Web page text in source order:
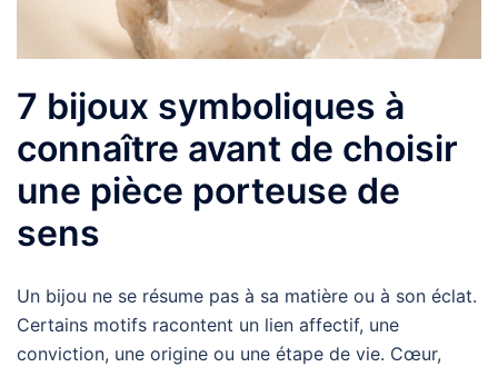
7 bijoux symboliques à
connaître avant de choisir
une pièce porteuse de
sens
Un bijou ne se résume pas à sa matière ou à son éclat.
Certains motifs racontent un lien affectif, une
conviction, une origine ou une étape de vie. Cœur,